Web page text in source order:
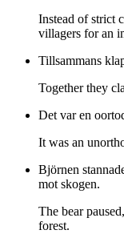
Instead of strict
villagers for an
Tillsammans
Together they
Det var en
It was an
Björnen
mot skogen.
The bear
forest.